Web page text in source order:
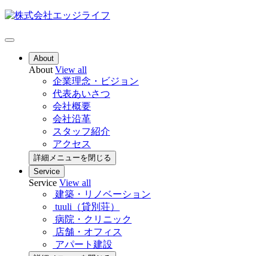
About
About View all
企業理念・ビジョン
代表あいさつ
会社概要
会社沿革
スタッフ紹介
アクセス
詳細メニューを閉じる
Service
Service View all
建築・リノベーション
tuuli（貸別荘）
病院・クリニック
店舗・オフィス
アパート建設